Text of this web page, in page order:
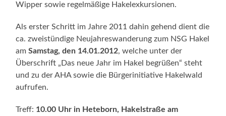
Wipper sowie regelmäßige Hakelexkursionen.
Als erster Schritt im Jahre 2011 dahin gehend dient die
ca. zweistündige Neujahreswanderung zum NSG Hakel
amSamstag, den 14.01.2012, welche unter der
Überschrift „Das neue Jahr im Hakel begrüßen“ steht
und zu der AHA sowie die Bürgerinitiative Hakelwald
aufrufen.
Treff: 10.00 Uhr in Heteborn, Hakelstraße am